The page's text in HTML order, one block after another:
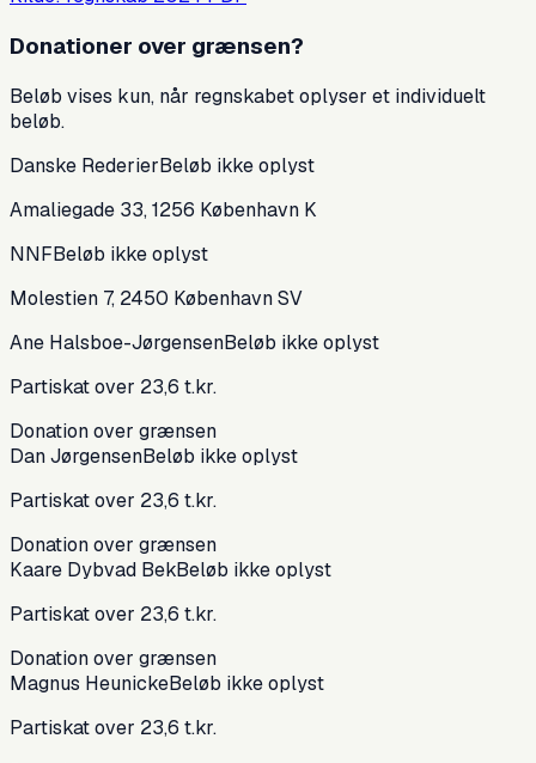
Donationer over grænsen?
Beløb vises kun, når regnskabet oplyser et individuelt
beløb.
Danske RederierBeløb ikke oplyst
Amaliegade 33, 1256 København K
NNFBeløb ikke oplyst
Molestien 7, 2450 København SV
Ane Halsboe-JørgensenBeløb ikke oplyst
Partiskat over 23,6 t.kr.
Donation over grænsen
Dan JørgensenBeløb ikke oplyst
Partiskat over 23,6 t.kr.
Donation over grænsen
Kaare Dybvad BekBeløb ikke oplyst
Partiskat over 23,6 t.kr.
Donation over grænsen
Magnus HeunickeBeløb ikke oplyst
Partiskat over 23,6 t.kr.